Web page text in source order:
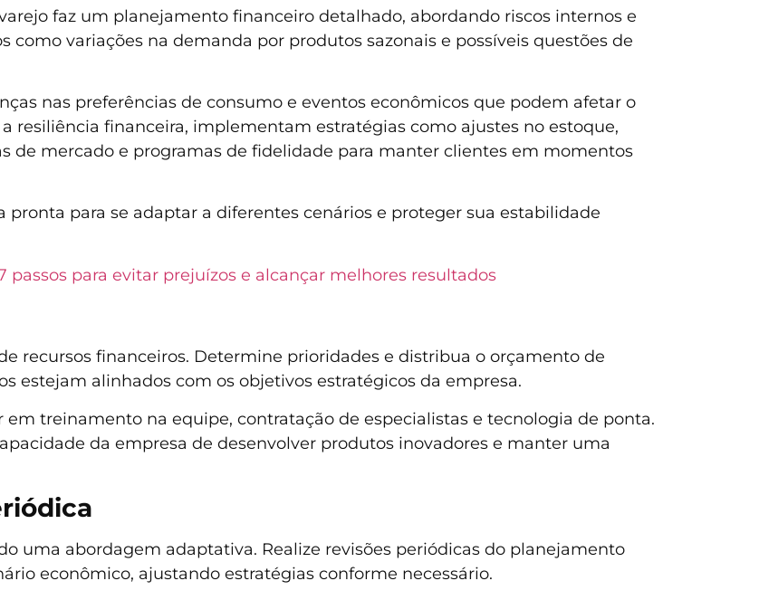
faz um planejamento financeiro detalhado, abordando riscos internos e
como variações na demanda por produtos sazonais e possíveis questões de
nas preferências de consumo e eventos econômicos que podem afetar o
resiliência financeira, implementam estratégias como ajustes no estoque,
de mercado e programas de fidelidade para manter clientes em momentos
pronta para se adaptar a diferentes cenários e proteger sua estabilidade
passos para evitar prejuízos e alcançar melhores resultados
recursos financeiros. Determine prioridades e distribua o orçamento de
estejam alinhados com os objetivos estratégicos da empresa.
treinamento na equipe, contratação de especialistas e tecnologia de ponta.
da empresa de desenvolver produtos inovadores e manter uma
uma abordagem adaptativa. Realize revisões periódicas do planejamento
econômico, ajustando estratégias conforme necessário.